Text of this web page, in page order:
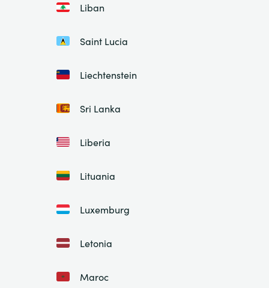
Liban
Saint Lucia
Liechtenstein
Sri Lanka
Liberia
Lituania
Luxemburg
Letonia
Maroc